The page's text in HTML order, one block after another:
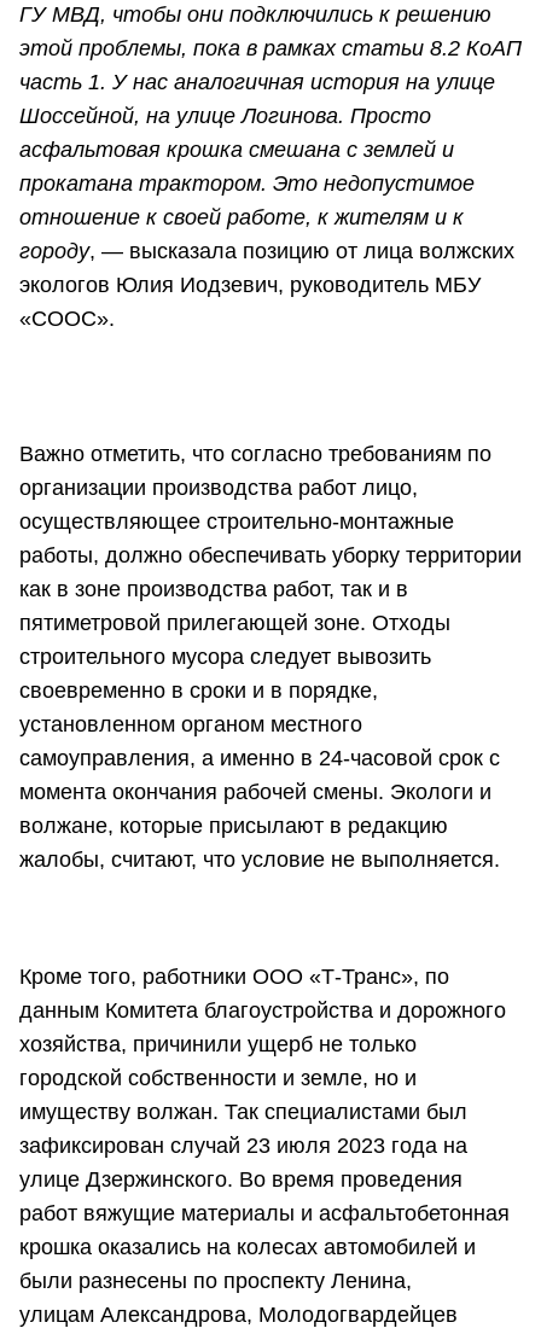
ГУ МВД, чтобы они подключились к решению
этой проблемы, пока в рамках статьи 8.2 КоАП
часть 1. У нас аналогичная история на улице
Шоссейной, на улице Логинова. Просто
асфальтовая крошка смешана с землей и
прокатана трактором. Это недопустимое
отношение к своей работе, к жителям и к
городу, — высказала позицию от лица волжских
экологов Юлия Иодзевич, руководитель МБУ
«СООС».
Важно отметить, что согласно требованиям по
организации производства работ лицо,
осуществляющее строительно-монтажные
работы, должно обеспечивать уборку территории
как в зоне производства работ, так и в
пятиметровой прилегающей зоне. Отходы
строительного мусора следует вывозить
своевременно в сроки и в порядке,
установленном органом местного
самоуправления, а именно в 24-часовой срок с
момента окончания рабочей смены. Экологи и
волжане, которые присылают в редакцию
жалобы, считают, что условие не выполняется.
Кроме того, работники ООО «Т-Транс», по
данным Комитета благоустройства и дорожного
хозяйства, причинили ущерб не только
городской собственности и земле, но и
имуществу волжан. Так специалистами был
зафиксирован случай 23 июля 2023 года на
улице Дзержинского. Во время проведения
работ вяжущие материалы и асфальтобетонная
крошка оказались на колесах автомобилей и
были разнесены по проспекту Ленина,
улицам Александрова, Молодогвардейцев